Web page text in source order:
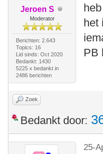
Jeroen S
Moderator
Berichten: 2.643
Topics: 16
Lid sinds: Oct 2020
Bedankt: 1430
5225 x bedankt in
2486 berichten
het
PB
Zoek
Bedankt door:
25-